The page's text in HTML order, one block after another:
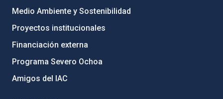
Medio Ambiente y Sostenibilidad
Proyectos institucionales
Financiación externa
Programa Severo Ochoa
Amigos del IAC